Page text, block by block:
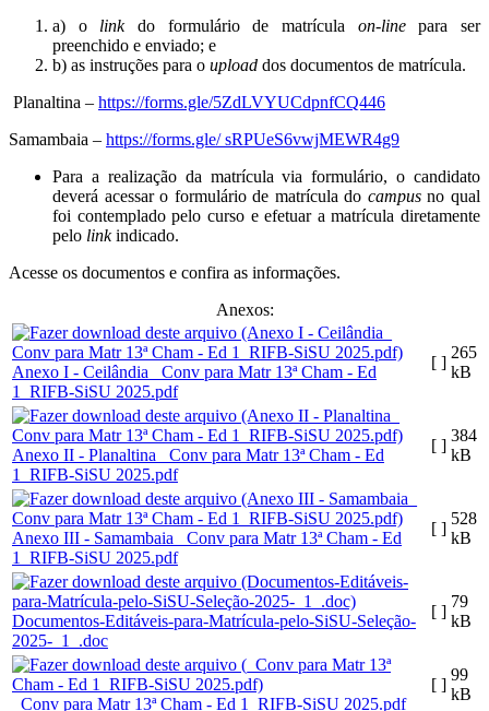
a) o linkdo formulário de matrícula on-linepara ser
preenchido e enviado; e
b) as instruções para o upload dos documentos de matrícula.
Planaltina – https://forms.gle/5ZdLVYUCdpnfCQ446
Samambaia – https://forms.gle/ sRPUeS6vwjMEWR4g9
Para a realização da matrícula via formulário, o candidato
deverá acessar o formulário de matrícula do campusno qual
foi contemplado pelo curso e efetuar a matrícula diretamente
pelo linkindicado.
Acesse os documentos e confira as informações.
Anexos:
Anexo I - Ceilândia_ Conv para Matr 13ª Cham - Ed
1_RIFB-SiSU 2025.pdf
[ ]
265
kB
Anexo II - Planaltina_ Conv para Matr 13ª Cham - Ed
1_RIFB-SiSU 2025.pdf
[ ]
384
kB
Anexo III - Samambaia_ Conv para Matr 13ª Cham - Ed
1_RIFB-SiSU 2025.pdf
[ ]
528
kB
Documentos-Editáveis-para-Matrícula-pelo-SiSU-Seleção-
2025-_1_.doc
[ ]
79
kB
_Conv para Matr 13ª Cham - Ed 1_RIFB-SiSU 2025.pdf
[ ]
99
kB